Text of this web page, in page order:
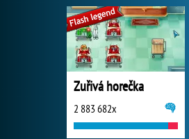
Zuřivá horečka
2 883 682x